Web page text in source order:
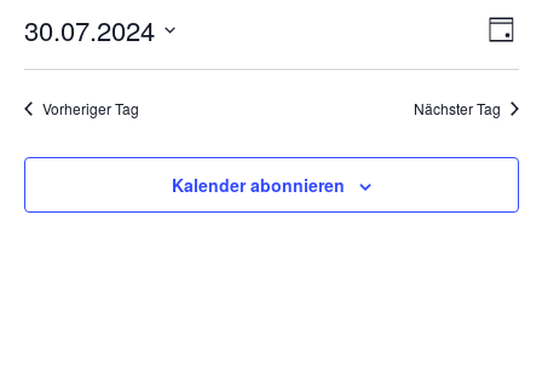
Juli
2024
Tag
30.07.2024
Vorheriger Tag Nächster Tag
Kalender abonnieren